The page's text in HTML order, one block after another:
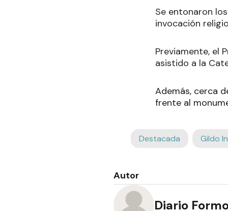
Se entonaron
invocación
Previamente, el
asistido a la
Además, cerca
frente al
Destacada Gildo
Autor
Diario